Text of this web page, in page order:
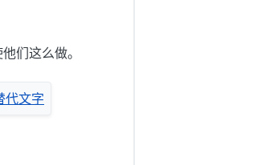
们这么做。